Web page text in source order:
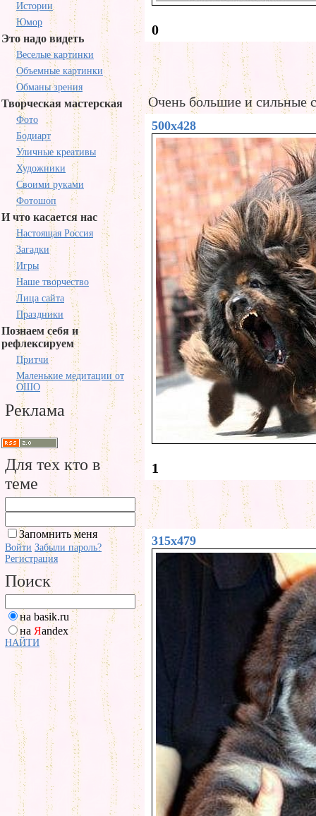
Истории
Юмор
Это надо видеть
Веселые картинки
Объемные картинки
Обманы зрения
Творческая мастерская
Фото
Бодиарт
Уличные креативы
Художники
Своими руками
Фотошоп
И что касается нас
Настоящая Россия
Загадки
Игры
Наше творчество
Лица сайта
Праздники
Познаем себя и
рефлексируем
Притчи
Маленькие медитации от
ОШО
Реклама
Для тех кто в
теме
Запомнить меня
Войти Забыли пароль?
Регистрация
Поиск
на basik.ru
на Яandex
НАЙТИ
0
Очень большие и сильные
500x428
1
315x479